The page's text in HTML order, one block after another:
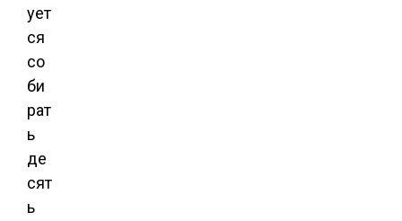
ует
ся
со
би
рат
ь
де
сят
ь